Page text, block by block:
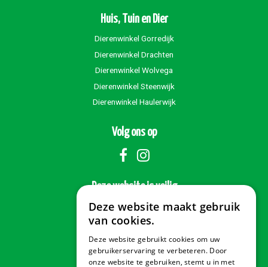
Huis, Tuin en Dier
Dierenwinkel Gorredijk
Dierenwinkel Drachten
Dierenwinkel Wolvega
Dierenwinkel Steenwijk
Dierenwinkel Haulerwijk
Volg ons op
Deze website is veilig
Veilig betalen
Deze website maakt gebruik
van cookies.
Deze website gebruikt cookies om uw
gebruikerservaring te verbeteren. Door
onze website te gebruiken, stemt u in met